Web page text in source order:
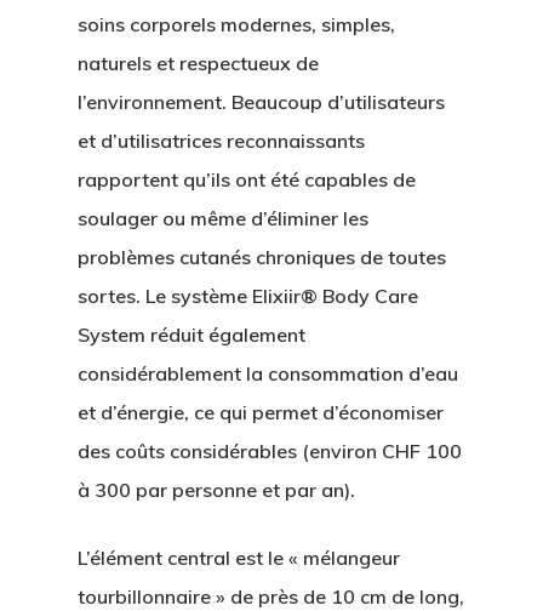
soins corporels modernes, simples,
naturels et respectueux de
l’environnement. Beaucoup d’utilisateurs
et d’utilisatrices reconnaissants
rapportent qu’ils ont été capables de
soulager ou même d’éliminer les
problèmes cutanés chroniques de toutes
sortes. Le système Elixiir® Body Care
System réduit également
considérablement la consommation d’eau
et d’énergie, ce qui permet d’économiser
des coûts considérables (environ CHF 100
à 300 par personne et par an).
L’élément central est le « mélangeur
tourbillonnaire » de près de 10 cm de long,